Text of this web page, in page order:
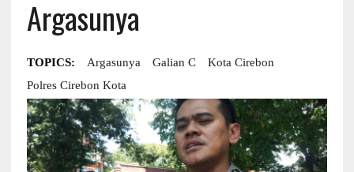
Argasunya
TOPICS: Argasunya Galian C
Kota Cirebon
Polres Cirebon Kota